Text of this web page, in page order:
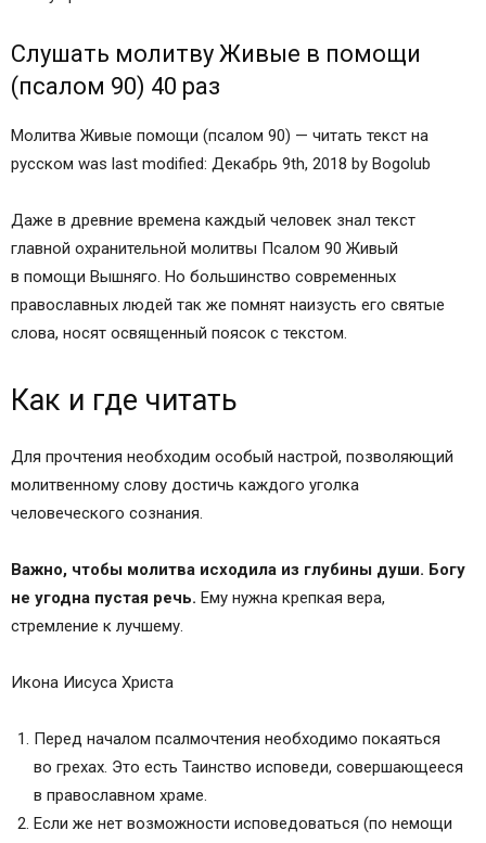
Слушать молитву Живые в помощи
(псалом 90) 40 раз
Молитва Живые помощи (псалом 90) — читать текст на
русском was last modified: Декабрь 9th, 2018 by Bogolub
Даже в древние времена каждый человек знал текст
главной охранительной молитвы Псалом 90 Живый
в помощи Вышняго. Но большинство современных
православных людей так же помнят наизусть его святые
слова, носят освященный поясок с текстом.
Как и где читать
Для прочтения необходим особый настрой, позволяющий
молитвенному слову достичь каждого уголка
человеческого сознания.
Важно, чтобы молитва исходила из глубины души. Богу
не угодна пустая речь. Ему нужна крепкая вера,
стремление к лучшему.
Икона Иисуса Христа
Перед началом псалмочтения необходимо покаяться
во грехах. Это есть Таинство исповеди, совершающееся
в православном храме.
Если же нет возможности исповедоваться (по немощи